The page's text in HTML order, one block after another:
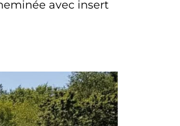
avec insert